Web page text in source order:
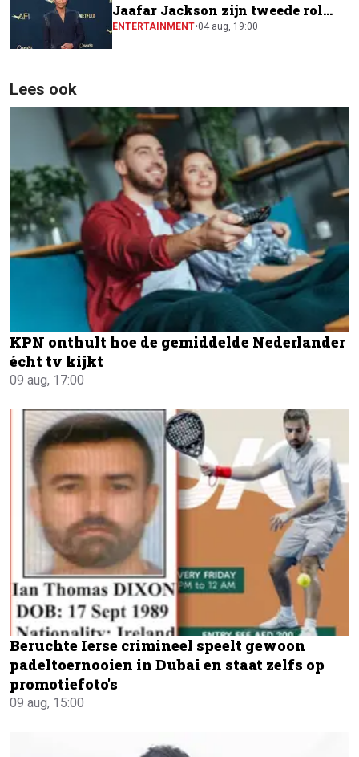
Jaafar Jackson zijn tweede rol
naast Will Smith
ENTERTAINMENT•04 aug, 19:00
Lees ook
KPN onthult hoe de gemiddelde Nederlander
écht tv kijkt
09 aug, 17:00
Beruchte Ierse crimineel speelt gewoon
padeltoernooien in Dubai en staat zelfs op
promotiefoto's
09 aug, 15:00